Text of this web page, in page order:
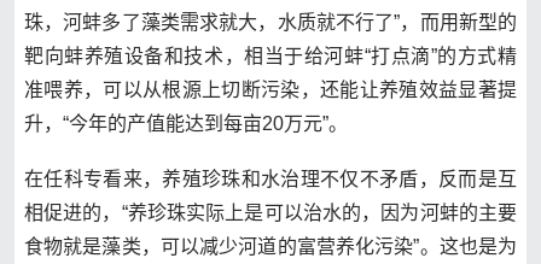
珠，河蚌多了藻类需求就大，水质就不行了”，而用新型的
靶向蚌养殖设备和技术，相当于给河蚌“打点滴”的方式精
准喂养，可以从根源上切断污染，还能让养殖效益显著提
升，“今年的产值能达到每亩20万元”。
在任科专看来，养殖珍珠和水治理不仅不矛盾，反而是互
相促进的，“养珍珠实际上是可以治水的，因为河蚌的主要
食物就是藻类，可以减少河道的富营养化污染”。这也是为